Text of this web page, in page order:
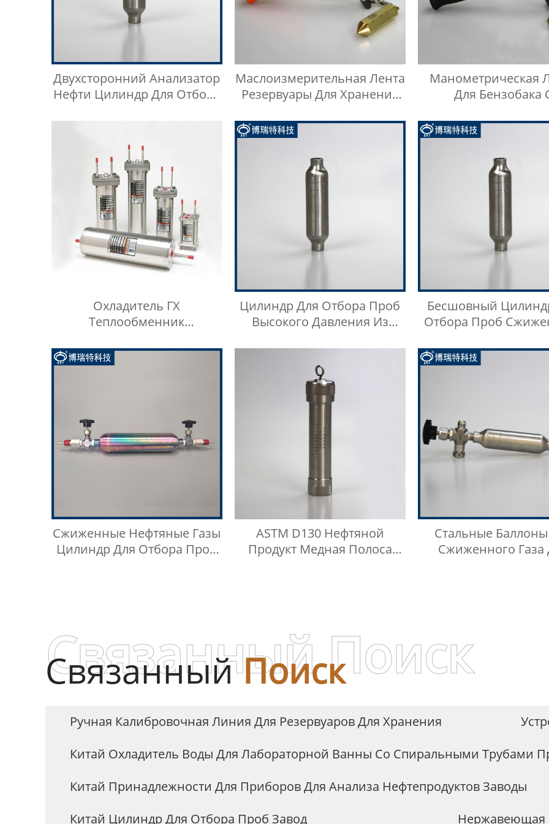
Двухсторонний Анализатор
Нефти Цилиндр Для Отбора
Маслоизмерительная Лента
Резервуары Для Хранения
Манометрическая
Для Бензобака
Охладитель ГХ
Теплообменник
Оборудование Охладитель
Цилиндр Для Отбора Проб
Высокого Давления Из
Бесшовный
Отбора Проб
Сжиженные Нефтяные Газы
Цилиндр Для Отбора Проб
ASTM D130 Нефтяной
Продукт Медная Полоса
Стальные
Сжиженного Газа
СвязанныйПоиск
Связанный Поиск
Ручная Калибровочная Линия Для Резервуаров Для Хранения
Китай Охладитель Воды Для Лабораторной Ванны Со Спиральными Трубами
Китай Принадлежности Для Приборов Для Анализа Нефтепродуктов Заводы
Китай Цилиндр Для Отбора Проб Завод
Нержавеющая